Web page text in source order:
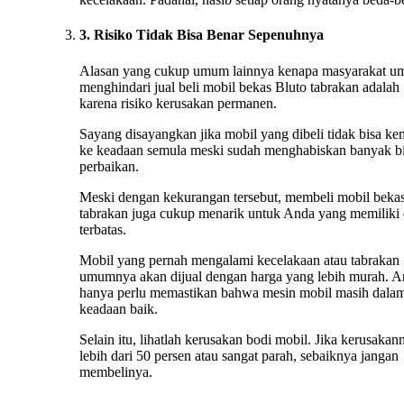
3. Risiko Tidak Bisa Benar Sepenuhnya
Alasan yang cukup umum lainnya kenapa masyarakat
menghindari jual beli mobil bekas Bluto tabrakan adalah
karena risiko kerusakan permanen.
Sayang disayangkan jika mobil yang dibeli tidak bisa
ke keadaan semula meski sudah menghabiskan banyak
perbaikan.
Meski dengan kekurangan tersebut, membeli mobil
tabrakan juga cukup menarik untuk Anda yang memiliki
terbatas.
Mobil yang pernah mengalami kecelakaan atau tabrakan
umumnya akan dijual dengan harga yang lebih murah.
hanya perlu memastikan bahwa mesin mobil masih
keadaan baik.
Selain itu, lihatlah kerusakan bodi mobil. Jika
lebih dari 50 persen atau sangat parah, sebaiknya jangan
membelinya.